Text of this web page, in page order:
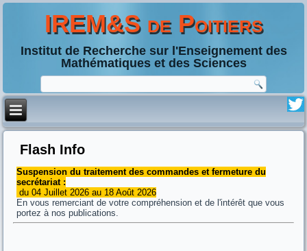
IREM&S de Poitiers
Institut de Recherche sur l'Enseignement des
Mathématiques et des Sciences
Flash Info
Suspension du traitement des commandes et fermeture du
secrétariat :
du 04 Juillet 2026 au 18 Août 2026
En vous remerciant de votre compréhension et de l'intérêt que vous
portez à nos publications.